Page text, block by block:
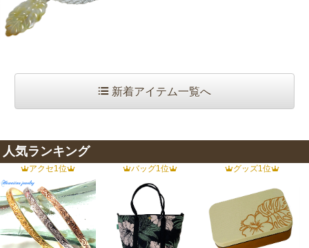
新着アイテム一覧へ
人気ランキング
アクセ1位 バッグ1位 グッズ1位